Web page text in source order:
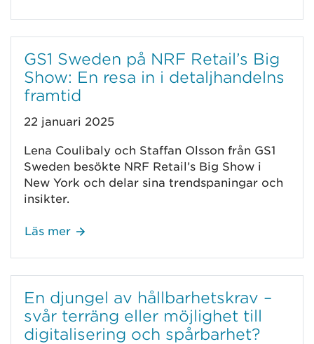
GS1 Sweden på NRF Retail’s Big
Show: En resa in i detaljhandelns
framtid
22 januari 2025
Lena Coulibaly och Staffan Olsson från GS1
Sweden besökte NRF Retail’s Big Show i
New York och delar sina trendspaningar och
insikter.
Läs mer
En djungel av hållbarhetskrav –
svår terräng eller möjlighet till
digitalisering och spårbarhet?